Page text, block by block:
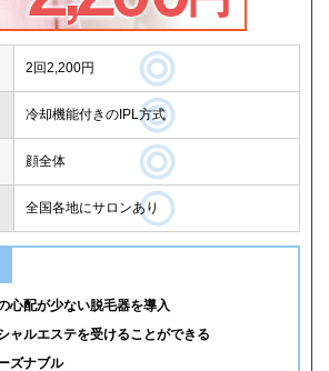
2回2,200円
冷却機能付きのIPL方式
顔全体
全国各地にサロンあり
心配が少ない脱毛器を導入
ャルエステを受けることができる
ズナブル